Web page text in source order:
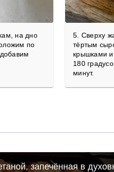
на дно
по
5. Сверху
тёртым
крышками и
180
минут.
запечённая в